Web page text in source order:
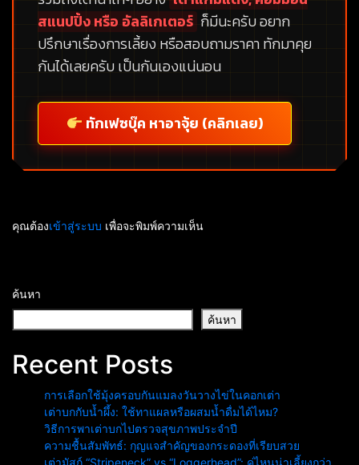
สแนปปิ้ง หรือ อัลลิเกเตอร์ ก็มีนะครับ อยาก
ปรึกษาเรื่องการเลี้ยง หรือสอบถามราคา ทักมาคุย
กันได้เลยครับ เป็นกันเองแน่นอน
ทักเฟซบุ๊ค หาอาจุ้ย (คลิกเลย)
คุณต้องเข้าสู่ระบบ เพื่อจะพิมพ์ความเห็น
ค้นหา
ค้นหา
Recent Posts
การเลือกใช้มุ้งครอบกันแมลงวันวางไข่ในคอกเต่า
เต่าบกกับน้ำผึ้ง: ใช้ทาแผลหรือผสมน้ำดื่มได้ไหม?
วิธีการพาเต่าบกไปตรวจสุขภาพประจำปี
ความชื้นสัมพัทธ์: กุญแจสำคัญของกระดองที่เรียบสวย
เต่ามัสก์ “Stripeneck” vs “Loggerhead”: คู่ไหนน่าเลี้ยงกว่า